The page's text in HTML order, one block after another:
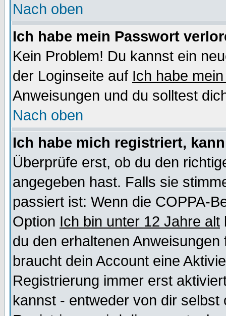
Nach oben
Ich habe mein Passwort
Kein Problem! Du kannst ein
der Loginseite auf Ich habe
Anweisungen und du solltest
Nach oben
Ich habe mich registriert,
Überprüfe erst, ob du den
angegeben hast. Falls sie
passiert ist: Wenn die COPPA-
Option Ich bin unter 12 Jahre alt
du den erhaltenen
braucht dein Account eine
Registrierung immer erst
kannst - entweder von dir selbst